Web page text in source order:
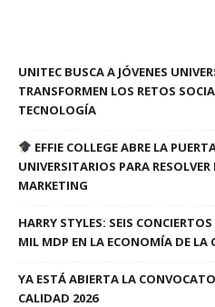
UNITEC BUSCA A JÓVENES
TRANSFORMEN LOS RETOS
TECNOLOGÍA
EFFIE COLLEGE ABRE LA
UNIVERSITARIOS PARA RESOLVER
MARKETING
HARRY STYLES: SEIS
MIL MDP EN LA ECONOMÍA DE LA
YA ESTÁ ABIERTA LA
CALIDAD 2026